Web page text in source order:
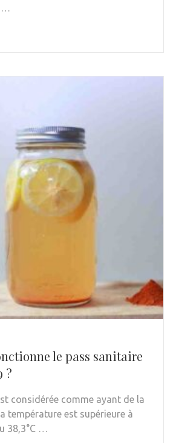
…
le pass sanitaire
?
considérée comme ayant de la
température est supérieure à
38,3°C …